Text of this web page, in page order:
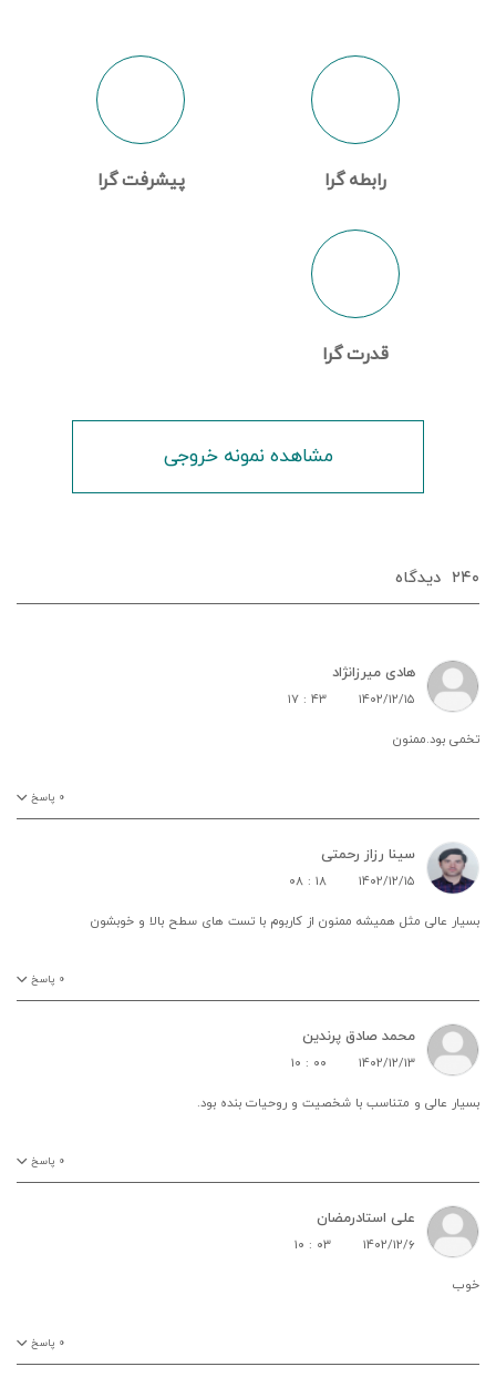
رابطه گرا پیشرفت گرا
قدرت گرا
مشاهده نمونه خروجی
۲۴۰ دیدگاه‌
هادی میرزانژاد
۱۴۰۲/۱۲/۱۵ ۱۷ : ۴۳
تخمی بود.ممنون
۰ پاسخ
سینا رزاز رحمتی
۱۴۰۲/۱۲/۱۵ ۰۸ : ۱۸
بسیار عالی مثل همیشه ممنون از کاربوم با تست های سطح بالا و خوبشون
۰ پاسخ
محمد صادق پرندین
۱۴۰۲/۱۲/۱۳ ۱۰ : ۰۰
بسیار عالی و متناسب با شخصیت و روحیات بنده بود.
۰ پاسخ
علی استادرمضان
۱۴۰۲/۱۲/۶ ۱۰ : ۰۳
خوب
۰ پاسخ